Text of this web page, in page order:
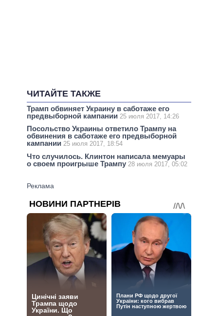
ЧИТАЙТЕ ТАКЖЕ
Трамп обвиняет Украину в саботаже его
предвыборной кампании 25 июля 2017, 14:26
Посольство Украины ответило Трампу на
обвинения в саботаже его предвыборной
кампании 25 июля 2017, 18:54
Что случилось. Клинтон написала мемуары
о своем проигрыше Трампу 28 июля 2017, 05:02